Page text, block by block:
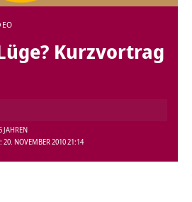
Kurzvortrag
20. NOVEMBER 2010 21:14
JAHREN